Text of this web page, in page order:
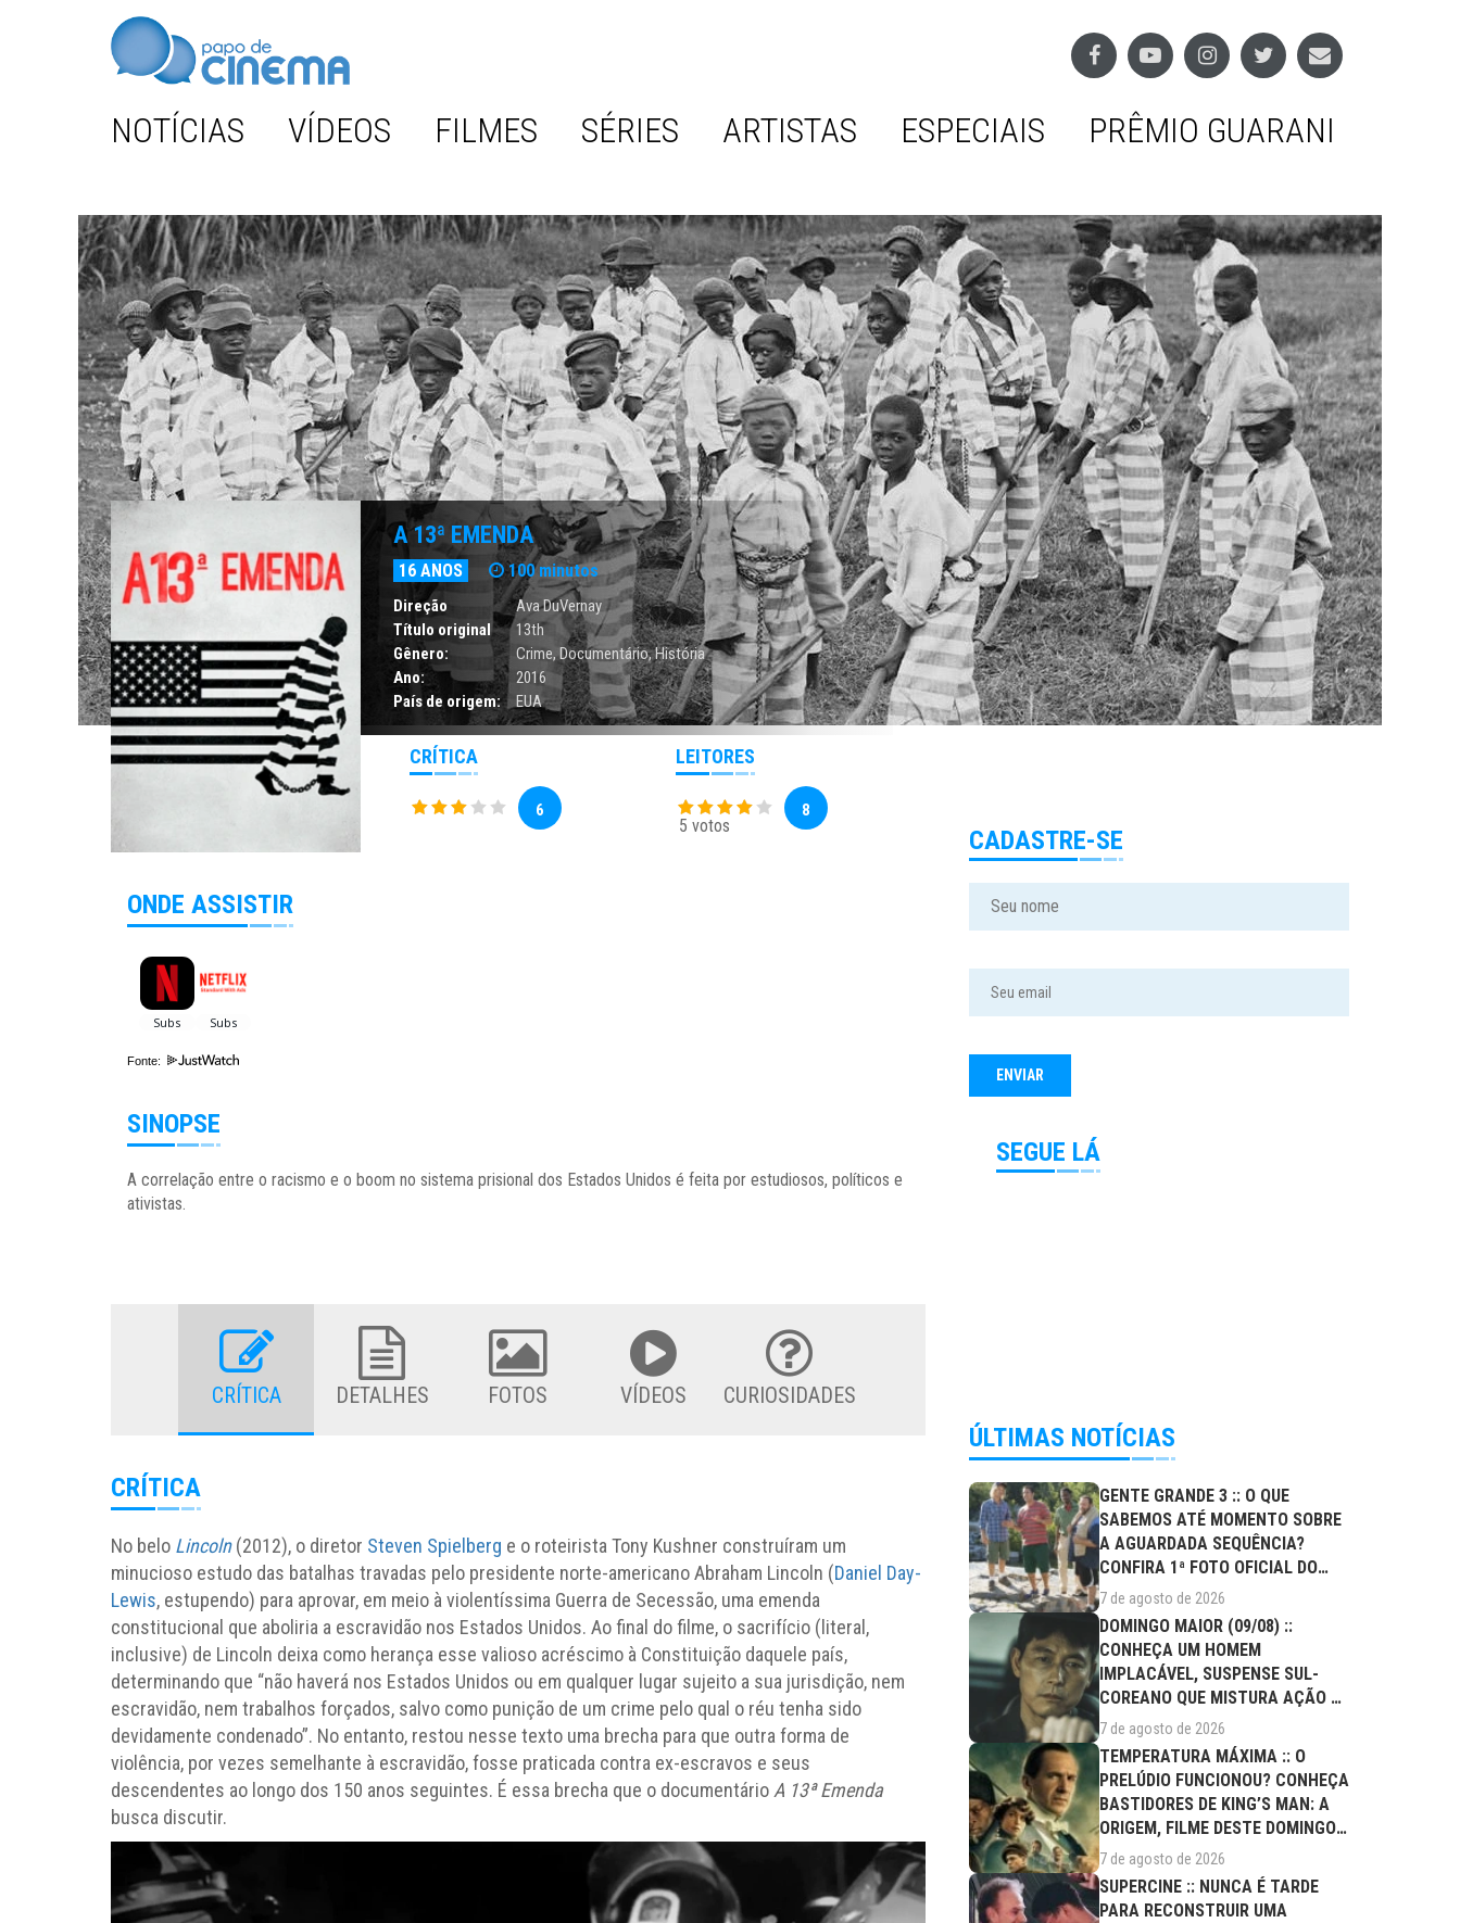
NOTÍCIAS VÍDEOS FILMES SÉRIES ARTISTAS ESPECIAIS PRÊMIO GUARANI
A 13ª EMENDA
16 ANOS 100 minutos
Direção
Ava DuVernay
Título original
13th
Gênero:
Crime,Documentário,História
Ano:
2016
País de origem:
EUA
CRÍTICA
6
LEITORES
5 votos
8
ONDE ASSISTIR
Fonte:
SINOPSE
A correlação entre o racismo e o boom no sistema prisional dos Estados Unidos é feita por estudiosos, políticos e
ativistas.
CRÍTICA DETALHES FOTOS VÍDEOS CURIOSIDADES
CRÍTICA
No belo Lincoln(2012), o diretor Steven Spielberg e o roteirista Tony Kushner construíram um
minucioso estudo das batalhas travadas pelo presidente norte-americano Abraham Lincoln (Daniel Day-
Lewis, estupendo) para aprovar, em meio à violentíssima Guerra de Secessão, uma emenda
constitucional que aboliria a escravidão nos Estados Unidos. Ao final do filme, o sacrifício (literal,
inclusive) de Lincoln deixa como herança esse valioso acréscimo à Constituição daquele país,
determinando que “não haverá nos Estados Unidos ou em qualquer lugar sujeito a sua jurisdição, nem
escravidão, nem trabalhos forçados, salvo como punição de um crime pelo qual o réu tenha sido
devidamente condenado”. No entanto, restou nesse texto uma brecha para que outra forma de
violência, por vezes semelhante à escravidão, fosse praticada contra ex-escravos e seus
descendentes ao longo dos 150 anos seguintes. É essa brecha que o documentário A 13ª Emenda
busca discutir.
CADASTRE-SE
SEGUE LÁ
ÚLTIMAS NOTÍCIAS
GENTE GRANDE 3 :: O QUE
SABEMOS ATÉ MOMENTO SOBRE
A AGUARDADA SEQUÊNCIA?
CONFIRA 1ª FOTO OFICIAL DO
ELENCO!
7 de agosto de 2026
DOMINGO MAIOR (09/08) ::
CONHEÇA UM HOMEM
IMPLACÁVEL, SUSPENSE SUL-
COREANO QUE MISTURA AÇÃO E
DRAMA FAMILIAR
7 de agosto de 2026
TEMPERATURA MÁXIMA :: O
PRELÚDIO FUNCIONOU? CONHEÇA
BASTIDORES DE KING’S MAN: A
ORIGEM, FILME DESTE DOMINGO
(09/08)
7 de agosto de 2026
SUPERCINE :: NUNCA É TARDE
PARA RECONSTRUIR UMA